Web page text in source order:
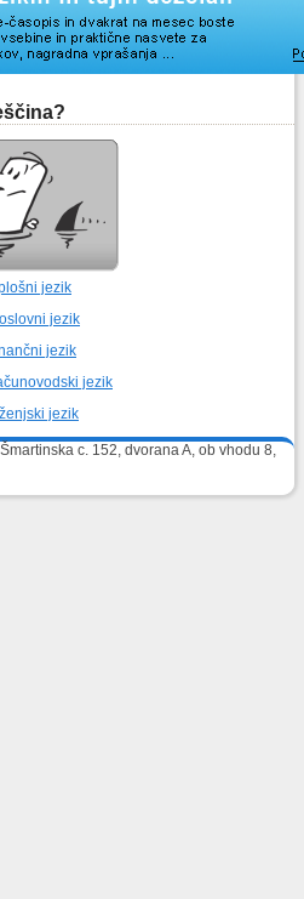
jezik
jezik
jezik
jezik
jezik
c. 152, dvorana A, ob vhodu 8,